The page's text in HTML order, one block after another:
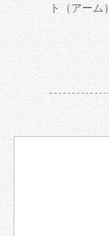
ト（アーム）